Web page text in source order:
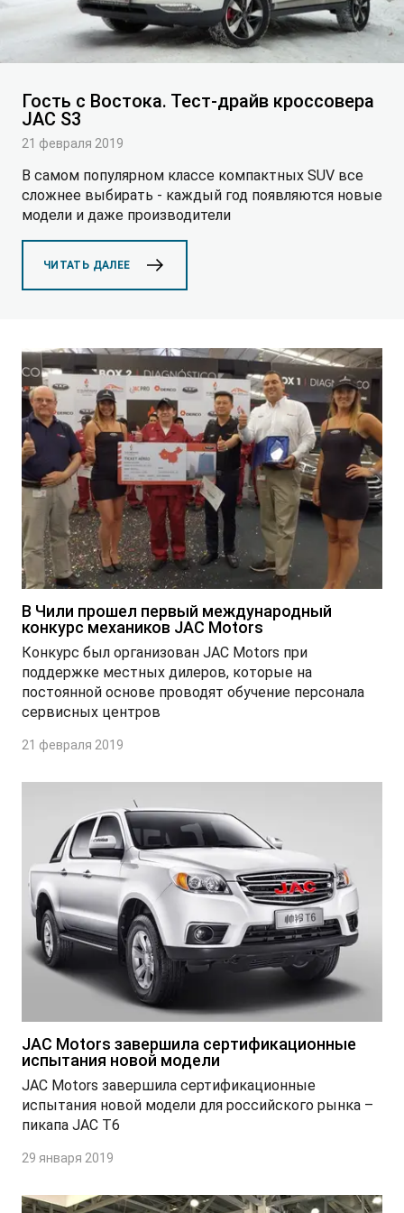
JS6 Кроссовер
от 1 949 000 ₽*
JAC T8 PRO Пикап
от 2 759 000 ₽*
T9 Пикап
от 3 619 000 ₽*
RF8 Минивэн
от 4 774 000 ₽*
ФИНАНСЫ И УСЛУГИ
Кредитование
Лизинг
Кредитный калькулятор
ПОДДЕРЖКА
Помощь на дорогах
Дополнительные программы помощи на дорогах
Регламент ТО
Руководство по обслуживанию и гарантия
Руководства по эксплуатации
СМИ о нас
Контакты
Правовая информация
Партнеры
Гость с Востока. Тест-драйв кроссовера
JAC S3
21 февраля 2019
В самом популярном классе компактных SUV все
сложнее выбирать - каждый год появляются новые
модели и даже производители
ЧИТАТЬ ДАЛЕЕ
В Чили прошел первый международный
конкурс механиков JAC Motors
Конкурс был организован JAC Motors при
поддержке местных дилеров, которые на
постоянной основе проводят обучение персонала
сервисных центров
21 февраля 2019
JAC Motors завершила сертификационные
испытания новой модели
JAC Motors завершила сертификационные
испытания новой модели для российского рынка –
пикапа JAC T6
29 января 2019